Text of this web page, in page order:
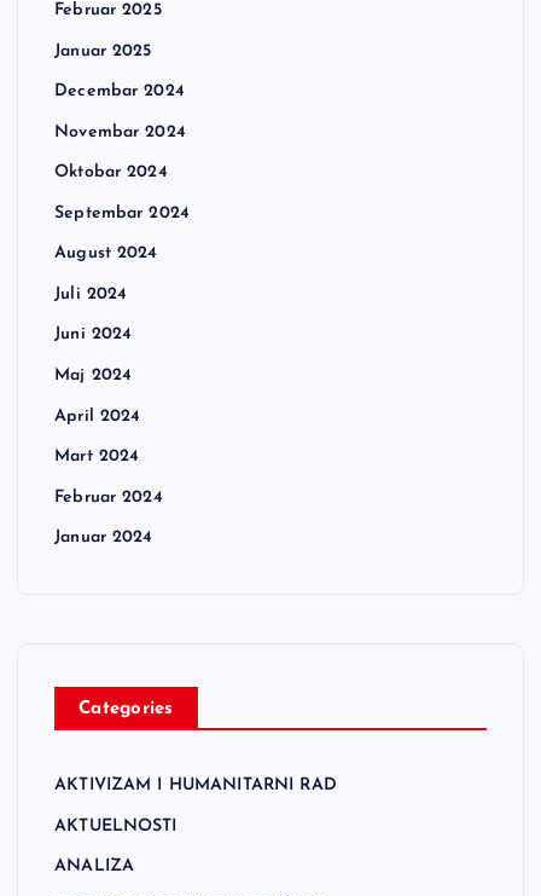
Februar 2025
Januar 2025
Decembar 2024
Novembar 2024
Oktobar 2024
Septembar 2024
August 2024
Juli 2024
Juni 2024
Maj 2024
April 2024
Mart 2024
Februar 2024
Januar 2024
Categories
AKTIVIZAM I HUMANITARNI RAD
AKTUELNOSTI
ANALIZA